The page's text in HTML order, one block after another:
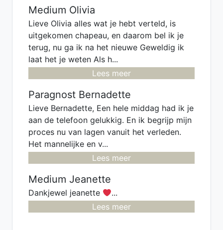
Medium Olivia
Lieve Olivia alles wat je hebt verteld, is
uitgekomen chapeau, en daarom bel ik je
terug, nu ga ik na het nieuwe Geweldig ik
laat het je weten Als h...
Lees meer
Paragnost Bernadette
Lieve Bernadette, Een hele middag had ik je
aan de telefoon gelukkig. En ik begrijp mijn
proces nu van lagen vanuit het verleden.
Het mannelijke en v...
Lees meer
Medium Jeanette
Dankjewel jeanette
...
Lees meer